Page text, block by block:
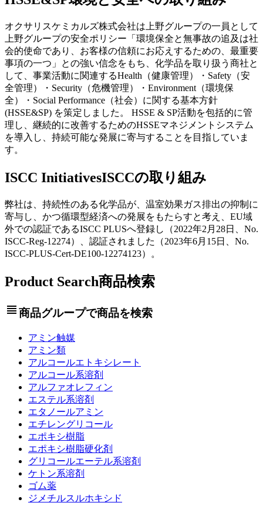
オクサリスケミカルズ株式会社は上野グループの一員として
上野グループの安全ポリシー「環境保全と無事故の追及は社
会的使命であり、お客様の信頼にお応えするための、最重要
事項の一つ」との強い信念をもち、化学品を取り扱う商社と
して、事業活動に関連するHealth （健康管理）・ Safety （安
全管理）・ Security （危機管理）・ Environment （環境保
全）・ Social Performance （社会）に関する基本方針
(HSSE&SP) を策定しました。 HSSE & SP活動を包括的に管
理し、継続的に改善するためのHSSEマネジメントシステム
を導入し、持続可能な発展に寄与することを目指していま
す。
ISCC InitiativesISCCの取り組み
弊社は、持続性のある化学品が、温室効果ガス排出の抑制に
寄与し、かつ循環型経済への発展をもたらすと考え、EU域
外での認証であるISCC PLUSへ登録し（2022年2月28日、No.
ISCC-Reg-12274）、認証されました（2023年6月15日、No.
ISCC-PLUS-Cert-DE100-12274123）。
Product Search商品検索
view_headline商品グループで商品を検索
アミン触媒
アミン類
アルコールエトキシレート
アルコール系溶剤
アルファオレフィン
エステル系溶剤
エタノールアミン
エチレングリコール
エポキシ樹脂
エポキシ樹脂硬化剤
グリコールエーテル系溶剤
ケトン系溶剤
ゴム薬
ジメチルスルホキシド